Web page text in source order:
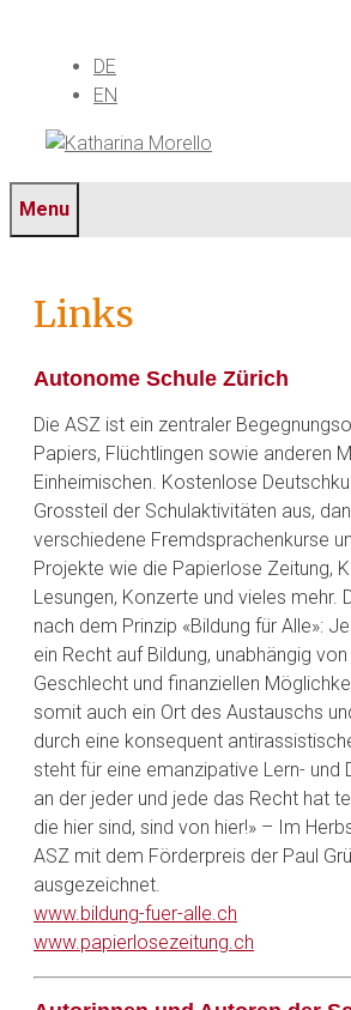
DE
EN
Menu
Links
Autonome Schule Zürich
Die ASZ ist ein zentraler
Papiers, Flüchtlingen sowie anderen
Einheimischen. Kostenlose
Grossteil der Schulaktivitäten aus,
verschiedene Fremdsprachenkurse
Projekte wie die Papierlose Zeitung,
Lesungen, Konzerte und vieles mehr.
nach dem Prinzip «Bildung für Alle»:
ein Recht auf Bildung, unabhängig von
Geschlecht und finanziellen
somit auch ein Ort des Austauschs
durch eine konsequent
steht für eine emanzipative Lern- und
an der jeder und jede das Recht hat
die hier sind, sind von hier!» – Im
ASZ mit dem Förderpreis der Paul
ausgezeichnet.
www.bildung-fuer-alle.ch
www.papierlosezeitung.ch